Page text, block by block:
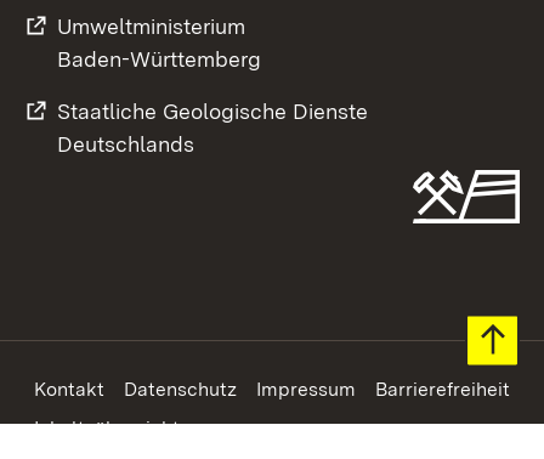
Umweltministerium
Baden-Württemberg
Staatliche Geologische Dienste
Deutschlands
Footer
Kontakt Datenschutz Impressum
Barrierefreiheit
Inhaltsübersicht